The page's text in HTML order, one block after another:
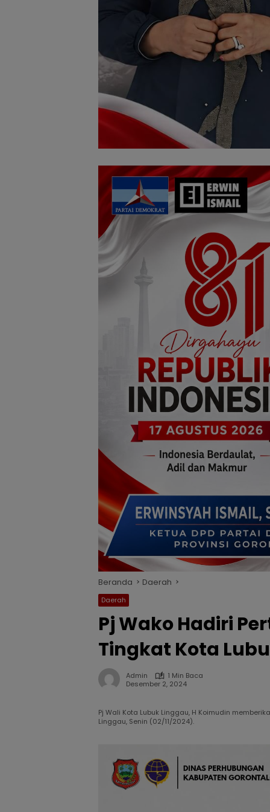
Beranda Daerah
Daerah
Pj Wako Hadiri
Tingkat Kota
Admin
1 Min Baca
Desember 2, 2024
Pj Wali Kota Lubuk Linggau, H Koimudin
Linggau, Senin (02/11/2024).